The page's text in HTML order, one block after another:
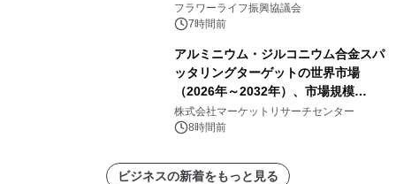
フラワーライフ振興協議会
7時間前
アルミニウム・ジルコニウム合金スパ
ッタリングターゲットの世界市場
（2026年～2032年）、市場規模
（0.995、0.999、その他）・分析レポ
ートを発表
株式会社マーケットリサーチセンター
8時間前
ビジネスの新着をもっと見る